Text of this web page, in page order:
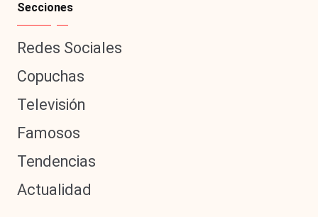
Secciones
Redes Sociales
Copuchas
Televisión
Famosos
Tendencias
Actualidad